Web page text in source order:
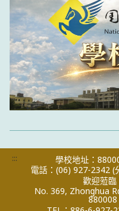
:::
學校地址：
電話：(06) 927-2342 (
歡迎蒞
No. 369, Zhonghua
880008